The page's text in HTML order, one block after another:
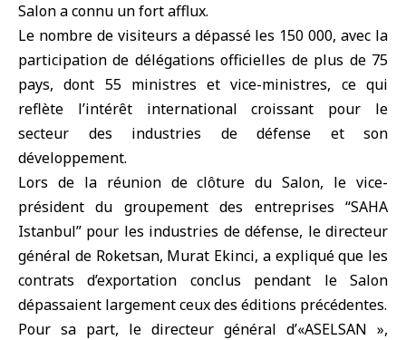
Salon a connu un fort afflux.
Le nombre de visiteurs a dépassé les 150 000, avec la
participation de délégations officielles de plus de 75
pays, dont 55 ministres et vice-ministres, ce qui
reflète l’intérêt international croissant pour le
secteur des industries de défense et son
développement.
Lors de la réunion de clôture du Salon, le vice-
président du groupement des entreprises “SAHA
Istanbul” pour les industries de défense, le directeur
général de Roketsan, Murat Ekinci, a expliqué que les
contrats d’exportation conclus pendant le Salon
dépassaient largement ceux des éditions précédentes.
Pour sa part, le directeur général d’«ASELSAN »,